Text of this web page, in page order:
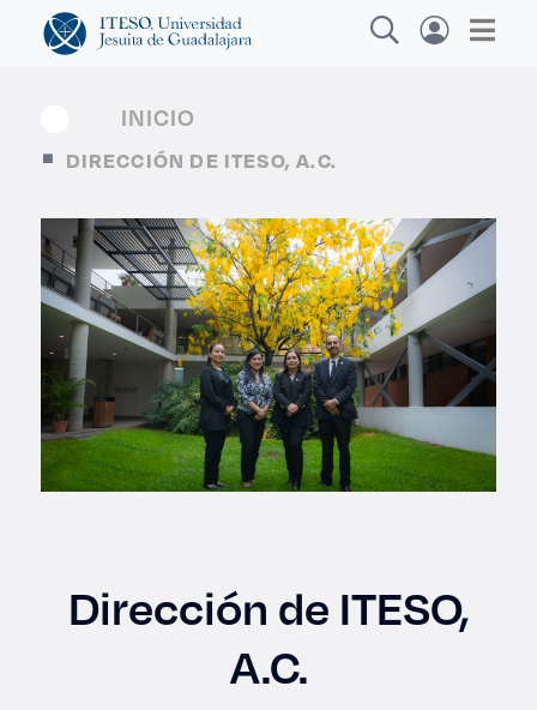
actividades y noticias
Diploma|
Aspirantes
INICIO
DIRECCIÓN DE ITESO, A.C.
Dirección de ITESO,
A.C.